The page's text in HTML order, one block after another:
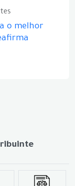
o melhor